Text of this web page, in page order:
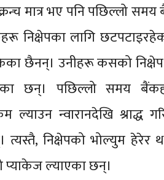
मात्र भए पनि पछिल्लो समय
निक्षेपका लागि
छैनन्। उनीहरू कसको
छन्। पछिल्लो समय
ल्याउन न्वारानदेखि श्राद्ध
त्यस्तै, निक्षेपको भोल्युम हेरेर
प्याकेज ल्याएका छन्।